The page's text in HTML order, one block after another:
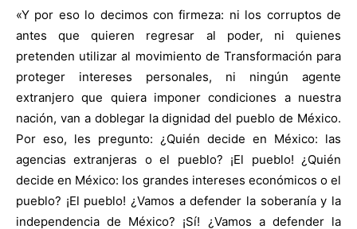
«Y por eso lo decimos con firmeza: ni los corruptos de
antes que quieren regresar al poder, ni quienes
pretenden utilizar al movimiento de Transformación para
proteger intereses personales, ni ningún agente
extranjero que quiera imponer condiciones a nuestra
nación, van a doblegar la dignidad del pueblo de México.
Por eso, les pregunto: ¿Quién decide en México: las
agencias extranjeras o el pueblo? ¡El pueblo! ¿Quién
decide en México: los grandes intereses económicos o el
pueblo? ¡El pueblo! ¿Vamos a defender la soberanía y la
independencia de México? ¡Sí! ¿Vamos a defender la